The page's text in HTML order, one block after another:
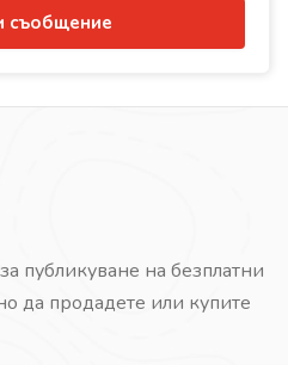
съобщение
публикуване на безплатни
да продадете или купите